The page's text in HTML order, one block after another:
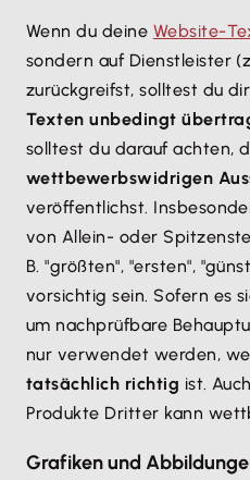
Wenn du deine Website-
sondern auf Dienstleister
zurückgreifst, solltest du
Texten unbedingt
solltest du darauf achten,
wettbewerbswidrigen
veröffentlichst.
von Allein- oder
B. "größten", "ersten",
vorsichtig sein. Sofern es
um nachprüfbare
nur verwendet werden,
tatsächlich richtig ist.
Produkte Dritter kann
Grafiken und